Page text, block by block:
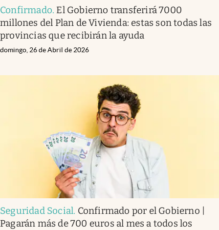
Confirmado. El Gobierno transferirá 7000
millones del Plan de Vivienda: estas son todas las
provincias que recibirán la ayuda
domingo, 26 de Abril de 2026
Seguridad Social. Confirmado por el Gobierno |
Pagarán más de 700 euros al mes a todos los